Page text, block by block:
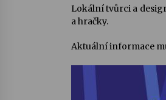
Lokální tvůrci a
a hračky.
Aktuální informace